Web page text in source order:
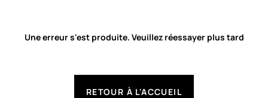
Une erreur s'est produite. Veuillez réessayer plus tard
RETOUR À L'ACCUEIL